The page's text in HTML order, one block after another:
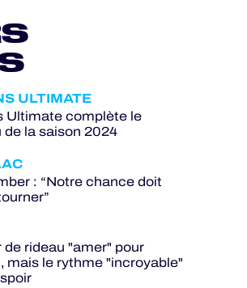
ULTIMATE
Ultimate complète le
la saison 2024
: “Notre chance doit
de rideau "amer" pour
mais le rythme "incroyable"